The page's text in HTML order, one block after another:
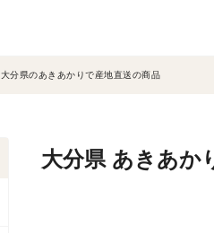
大分県のあきあかりで産地直送の商品
大分県 あきあか